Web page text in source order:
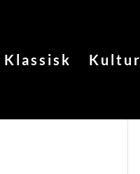
Klassisk Kultur